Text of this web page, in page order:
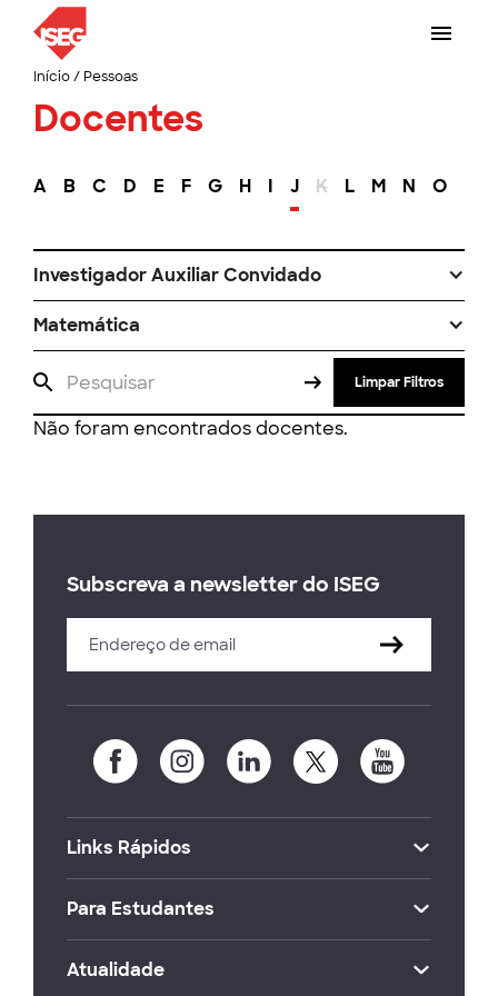
Início/ Pessoas
Docentes
A B C D E F G H I J K L M N O
Investigador Auxiliar Convidado
Matemática
Limpar Filtros
Não foram encontrados docentes.
Subscreva a newsletter do ISEG
Links Rápidos
Para Estudantes
Atualidade